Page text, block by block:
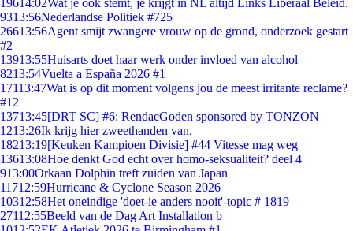
19614:02Wat je ook stemt, je krijgt in NL altijd Links Liberaal Beleid.
9313:56Nederlandse Politiek #725
26613:56Agent smijt zwangere vrouw op de grond, onderzoek gestart
#2
13913:55Huisarts doet haar werk onder invloed van alcohol
8213:54Vuelta a España 2026 #1
17113:47Wat is op dit moment volgens jou de meest irritante reclame?
#12
13713:45[DRT SC] #6: RendacGoden sponsored by TONZON
1213:26Ik krijg hier zweethanden van.
18213:19[Keuken Kampioen Divisie] #44 Vitesse mag weg
13613:08Hoe denkt God echt over homo-seksualiteit? deel 4
913:00Orkaan Dolphin treft zuiden van Japan
11712:59Hurricane & Cyclone Season 2026
10312:58Het oneindige 'doet-ie anders nooit'-topic # 1819
27112:55Beeld van de Dag Art Installation b